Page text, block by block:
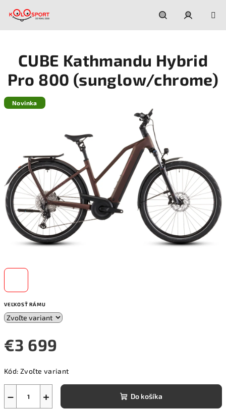
Hľadať
VEĽKOSŤ RÁMU
€3 699
cena:
Kód: Zvoľte variant
+
− Do košíka
CUBE Kathmandu Hybrid
Pro 800 (sunglow/chrome)
Novinka